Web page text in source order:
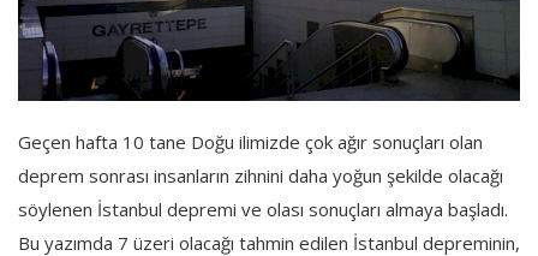
Geçen hafta 10 tane Doğu ilimizde çok ağır sonuçları olan
deprem sonrası insanların zihnini daha yoğun şekilde olacağı
söylenen İstanbul depremi ve olası sonuçları almaya başladı.
Bu yazımda 7 üzeri olacağı tahmin edilen İstanbul depreminin,